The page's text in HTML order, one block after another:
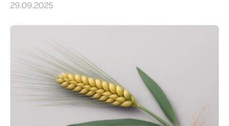
mehrjährigen Vergleichsstudie von Forschenden der
nach nachhaltigen Alternativen zur Energiegewinnung
aus landwirtschaftlichen Kulturen ist ein zentrales
Anliegen im Zuge der europäischen Klimaziele, bis
2050 klimaneutral zu werden. In Deutschland dominiert
bislang der Mais als Energiepflanze, doch sein Anbau
bringt ökologische Herausforderungen mit sich:
Bodenerosion, Nährstoffauswaschung und…
29.09.2025